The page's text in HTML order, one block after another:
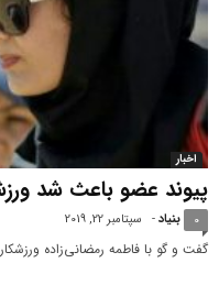
اخبار
پیوند عضو باعث شد
بنیاد- سپتامبر 22, 2019 0
گفت و گو با فاطمه رمضانی‌زاده